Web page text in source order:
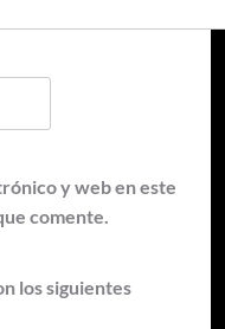
y web en este
comente.
los siguientes